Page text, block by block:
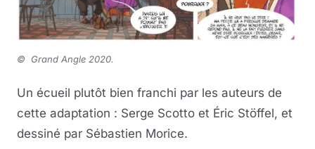
© Grand Angle 2020.
Un écueil plutôt bien franchi par les auteurs de
cette adaptation : Serge Scotto et Éric Stöffel, et
dessiné par Sébastien Morice.